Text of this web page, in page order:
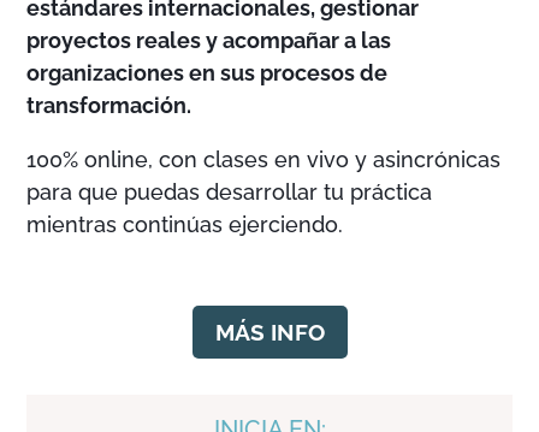
estándares internacionales, gestionar
proyectos reales y acompañar a las
organizaciones en sus procesos de
transformación.
100% online, con clases en vivo y asincrónicas
para que puedas desarrollar tu práctica
mientras continúas ejerciendo.
MÁS INFO